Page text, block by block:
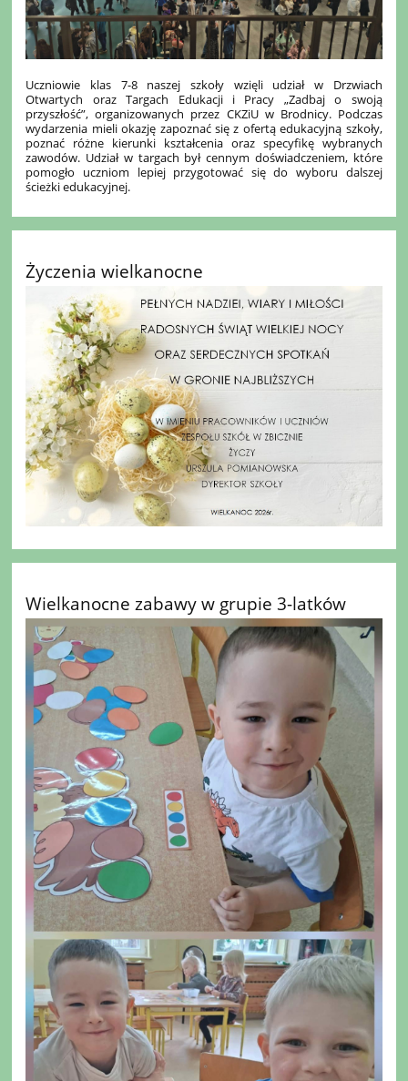
Uczniowie klas 7-8 naszej szkoły wzięli udział w Drzwiach
Otwartych oraz Targach Edukacji i Pracy „Zadbaj o swoją
przyszłość”, organizowanych przez CKZiU w Brodnicy. Podczas
wydarzenia mieli okazję zapoznać się z ofertą edukacyjną szkoły,
poznać różne kierunki kształcenia oraz specyfikę wybranych
zawodów. Udział w targach był cennym doświadczeniem, które
pomogło uczniom lepiej przygotować się do wyboru dalszej
ścieżki edukacyjnej.
Życzenia wielkanocne
Wielkanocne zabawy w grupie 3-latków